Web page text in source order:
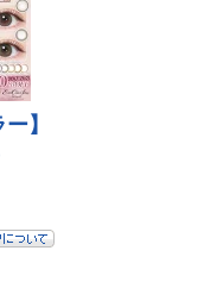
性格
たい！～